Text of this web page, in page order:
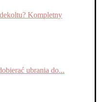
Kompletny
ubrania do...